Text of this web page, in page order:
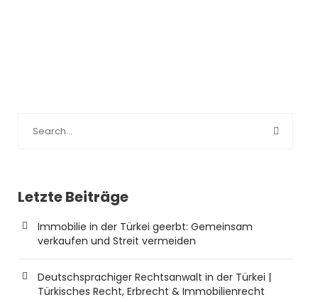
Letzte Beiträge
Immobilie in der Türkei geerbt: Gemeinsam
verkaufen und Streit vermeiden
Deutschsprachiger Rechtsanwalt in der Türkei |
Türkisches Recht, Erbrecht & Immobilienrecht